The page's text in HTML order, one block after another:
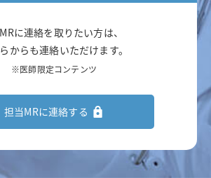
に連絡を取りたい方は、
からも連絡いただけます。
※医師限定コンテンツ
担当MRに連絡する